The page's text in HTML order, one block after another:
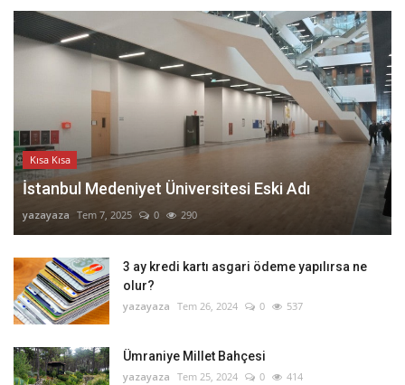
Kısa Kısa
İstanbul Medeniyet Üniversitesi Eski Adı
yazayaza Tem 7, 2025 0 290
3 ay kredi kartı asgari ödeme yapılırsa ne
olur?
yazayaza Tem 26, 2024 0 537
Ümraniye Millet Bahçesi
yazayaza Tem 25, 2024 0 414